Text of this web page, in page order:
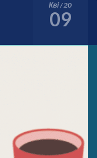
Кві / 20
09